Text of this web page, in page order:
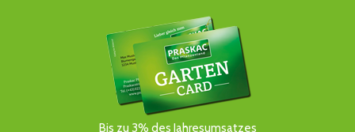
Bis zu 3% des Jahresumsatzes